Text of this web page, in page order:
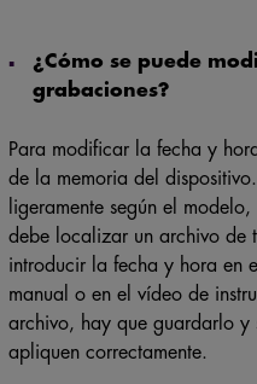
¿Cómo se puede
grabaciones?
Para modificar la fecha y
de la memoria del
ligeramente según el
debe localizar un archivo de
introducir la fecha y hora en
manual o en el vídeo de
archivo, hay que guardarlo y
apliquen correctamente.